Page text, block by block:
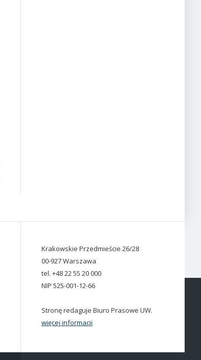
Krakowskie Przedmieście 26/28
00-927 Warszawa
tel. +48 22 55 20 000
NIP 525-001-12-66
Stronę redaguje Biuro Prasowe UW.
więcej informacji